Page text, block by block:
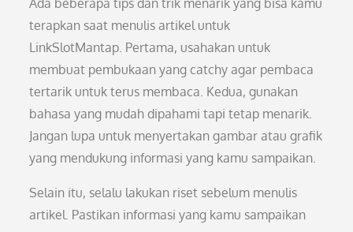
Ada beberapa tips dan trik menarik yang bisa kamu
terapkan saat menulis artikel untuk
LinkSlotMantap. Pertama, usahakan untuk
membuat pembukaan yang catchy agar pembaca
tertarik untuk terus membaca. Kedua, gunakan
bahasa yang mudah dipahami tapi tetap menarik.
Jangan lupa untuk menyertakan gambar atau grafik
yang mendukung informasi yang kamu sampaikan.
Selain itu, selalu lakukan riset sebelum menulis
artikel. Pastikan informasi yang kamu sampaikan